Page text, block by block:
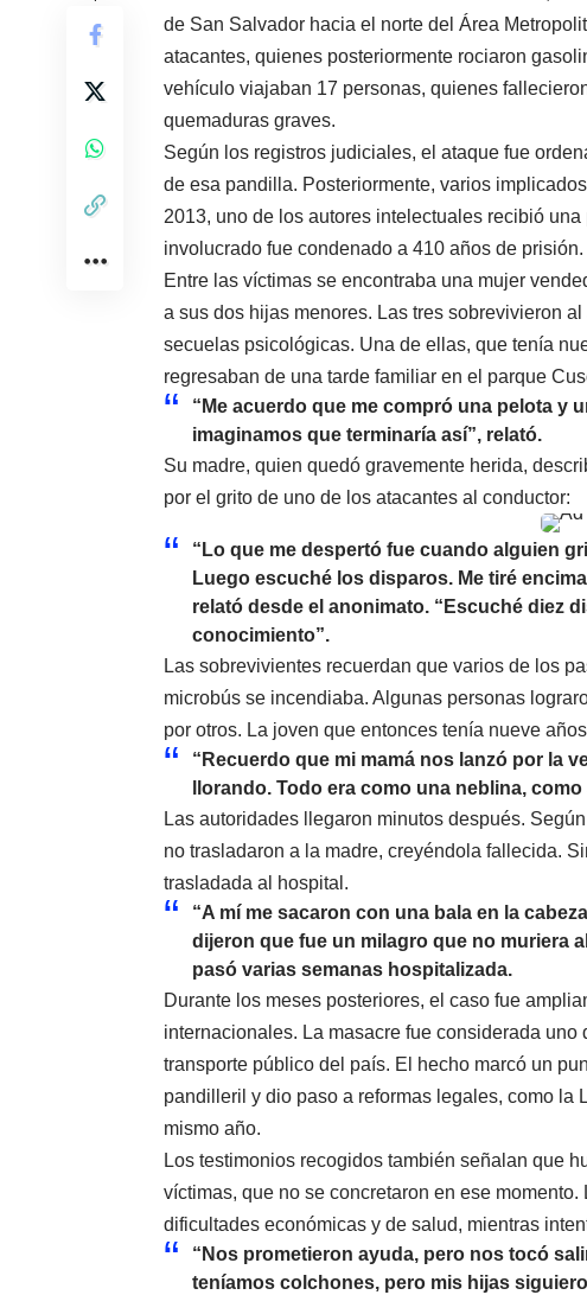
de San Salvador hacia el norte del Área
atacantes, quienes posteriormente rociaron
vehículo viajaban 17 personas, quienes
quemaduras graves.
Según los registros judiciales, el ataque fue
de esa pandilla. Posteriormente, varios
2013, uno de los autores intelectuales recibió
involucrado fue condenado a 410 años de prisión.
Entre las víctimas se encontraba una mujer
a sus dos hijas menores. Las tres sobrevivieron
secuelas psicológicas. Una de ellas, que tenía
regresaban de una tarde familiar en el parque
“Me acuerdo que me compró una pelota y
imaginamos que terminaría así”, relató.
Su madre, quien quedó gravemente herida,
por el grito de uno de los atacantes al conductor:
“Lo que me despertó fue cuando alguien
Luego escuché los disparos. Me tiré
relató desde el anonimato. “Escuché diez
conocimiento”.
Las sobrevivientes recuerdan que varios de los
microbús se incendiaba. Algunas personas
por otros. La joven que entonces tenía nueve
“Recuerdo que mi mamá nos lanzó por la
llorando. Todo era como una neblina,
Las autoridades llegaron minutos después.
no trasladaron a la madre, creyéndola fallecida.
trasladada al hospital.
“A mí me sacaron con una bala en la
dijeron que fue un milagro que no muriera
pasó varias semanas hospitalizada.
Durante los meses posteriores, el caso fue
internacionales. La masacre fue considerada
transporte público del país. El hecho marcó un
pandilleril y dio paso a reformas legales, como
mismo año.
Los testimonios recogidos también señalan que
víctimas, que no se concretaron en ese
dificultades económicas y de salud, mientras
“Nos prometieron ayuda, pero nos tocó
teníamos colchones, pero mis hijas